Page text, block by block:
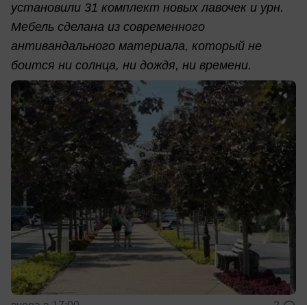
установили 31 комплект новых лавочек и урн.
Мебель сделана из современного
антивандального материала, который не
боится ни солнца, ни дождя, ни времени.